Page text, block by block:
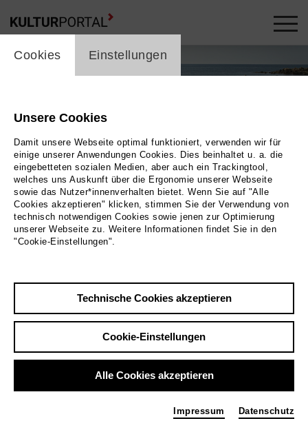
Foto 2022 Klaus Scheurich + Claudia+Hendrik Schmitt
Zurück|Übersicht
Film Info
Deutschland 2022 | 52 min.
Regie: Annette Scheurich, Klaus Scheurich
kein Angebot eingestellt
cookie_layer
Cookies Einstellungen
Unsere Cookies
Damit unsere Webseite optimal funktioniert, verwenden wir für
einige unserer Anwendungen Cookies. Dies beinhaltet u. a. die
eingebetteten sozialen Medien, aber auch ein Trackingtool,
welches uns Auskunft über die Ergonomie unserer Webseite
sowie das Nutzer*innenverhalten bietet. Wenn Sie auf "Alle
Cookies akzeptieren" klicken, stimmen Sie der Verwendung von
technisch notwendigen Cookies sowie jenen zur Optimierung
unserer Webseite zu. Weitere Informationen findet Sie in den
"Cookie-Einstellungen".
Technische Cookies akzeptieren
Cookie-Einstellungen
Alle Cookies akzeptieren
Impressum Datenschutz